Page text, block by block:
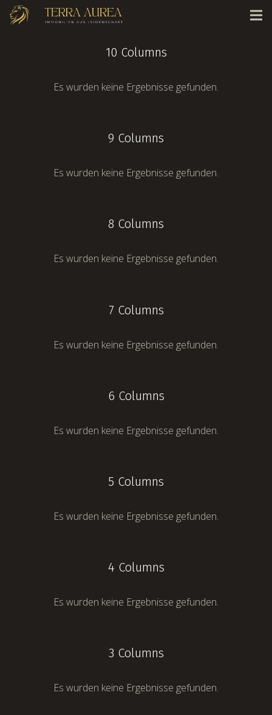
10 Columns
Es wurden keine Ergebnisse gefunden.
9 Columns
Es wurden keine Ergebnisse gefunden.
8 Columns
Es wurden keine Ergebnisse gefunden.
7 Columns
Es wurden keine Ergebnisse gefunden.
6 Columns
Es wurden keine Ergebnisse gefunden.
5 Columns
Es wurden keine Ergebnisse gefunden.
4 Columns
Es wurden keine Ergebnisse gefunden.
3 Columns
Es wurden keine Ergebnisse gefunden.